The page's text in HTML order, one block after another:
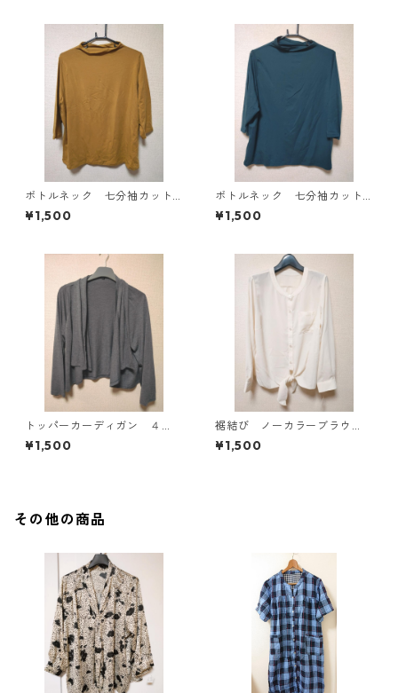
ボトルネック 七分袖カット
ソー ４Ｌ マスタード KA
E-4816
¥1,500
ボトルネック 七分袖カット
ソー ４Ｌ ティールグリー
ン KAE-4815
¥1,500
トッパーカーディガン ４
Ｌ グレー KAE-4814
¥1,500
裾結び ノーカラーブラウ
ス ３Ｌ アイボリー KAE-
4813
¥1,500
その他の商品